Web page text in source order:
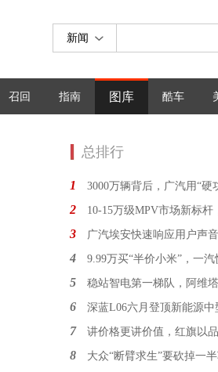
新闻
召回 指南 图库 酷车
总排行
1 3000万辆背后，广汽用“硬
2 10-15万级MPV市场新标杆
3 广汽埃安快速响应用户声
4 9.99万买“半价小米”，一汽
5 稳站智电第一梯队，阿维
6 深蓝L06六月登顶新能源
7 讲价格更讲价值，红旗以
8 大众“断臂求生”要砍掉一